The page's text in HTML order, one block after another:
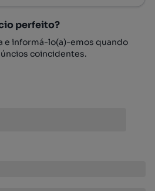
perfeito?
e informá-lo(a)-emos quando
coincidentes.